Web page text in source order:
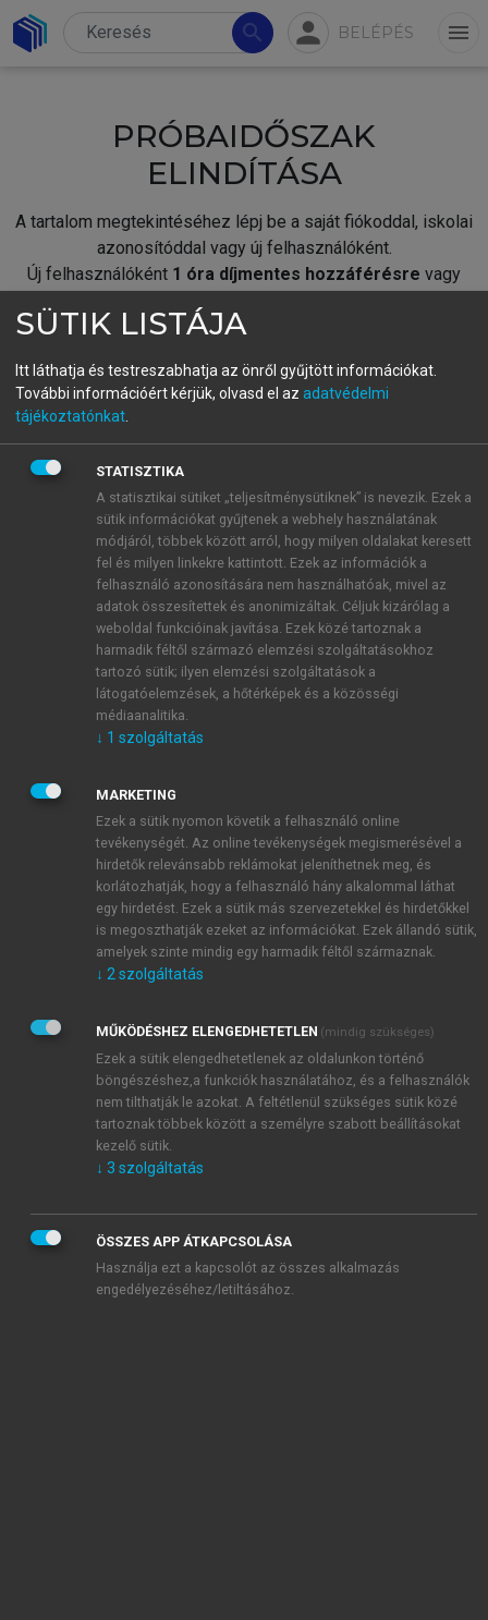
search person BELÉPÉS menu
PRÓBAIDŐSZAK
ELINDÍTÁSA
A tartalom megtekintéséhez lépj be a saját fiókoddal, iskolai
azonosítóddal vagy új felhasználóként.
Új felhasználóként 1 óra díjmentes hozzáférésre vagy
fiókoddal,vagy hozz létre új fiókot.
A regisztráció után apróbaidőszakautomatikusan
BELÉPÉS SAJÁT FIÓKKAL
ÚJ FIÓK LÉTREHOZÁSA
1 óra díjmentes hozzáférés
E-MAIL-CÍM
JELSZÓ
JELSZÓ ÚJRA
Kérek értesítést a MeRSZ újdonságairól, akcióiról.
Kérek értesítést az Akadémiai Kiadó Zrt. újdonságairól,
Adatkezelési tájékoztatóbanfoglaltakat tudomásul
veszem és elfogadom.
Általános vásárlási feltételeket, valamint a szotar.netés a
mersz.huoldalak licencszerződéseiben foglaltakat
tudomásul veszem és elfogadom.
KIPRÓBÁLOM
SÜTIK LISTÁJA
Itt láthatja és testreszabhatja az önről gyűjtött információkat.
További információért kérjük, olvasd el az adatvédelmi
tájékoztatónkat
STATISZTIKA
A statisztikai sütiket „teljesítménysütiknek” is nevezik. Ezek a
sütik információkat gyűjtenek a webhely használatának
módjáról, többek között arról, hogy milyen oldalakat keresett
fel és milyen linkekre kattintott. Ezek az információk a
felhasználó azonosítására nem használhatóak, mivel az
adatok összesítettek és anonimizáltak. Céljuk kizárólag a
weboldal funkcióinak javítása. Ezek közé tartoznak a
harmadik féltől származó elemzési szolgáltatásokhoz
tartozó sütik; ilyen elemzési szolgáltatások a
látogatóelemzések, a hőtérképek és a közösségi
médiaanalitika.
↓ 1 szolgáltatás
MARKETING
Ezek a sütik nyomon követik a felhasználó online
tevékenységét. Az online tevékenységek megismerésével a
hirdetők relevánsabb reklámokat jeleníthetnek meg, és
korlátozhatják, hogy a felhasználó hány alkalommal láthat
egy hirdetést. Ezek a sütik más szervezetekkel és hirdetőkkel
is megoszthatják ezeket az információkat. Ezek állandó sütik,
amelyek szinte mindig egy harmadik féltől származnak.
↓ 2 szolgáltatás
MŰKÖDÉSHEZ ELENGEDHETETLEN (mindig szükséges)
Ezek a sütik elengedhetetlenek az oldalunkon történő
böngészéshez,a funkciók használatához, és a felhasználók
nem tilthatják le azokat. A feltétlenül szükséges sütik közé
tartoznak többek között a személyre szabott beállításokat
kezelő sütik.
↓ 3 szolgáltatás
ÖSSZES APP ÁTKAPCSOLÁSA
Használja ezt a kapcsolót az összes alkalmazás
engedélyezéséhez/letiltásához.